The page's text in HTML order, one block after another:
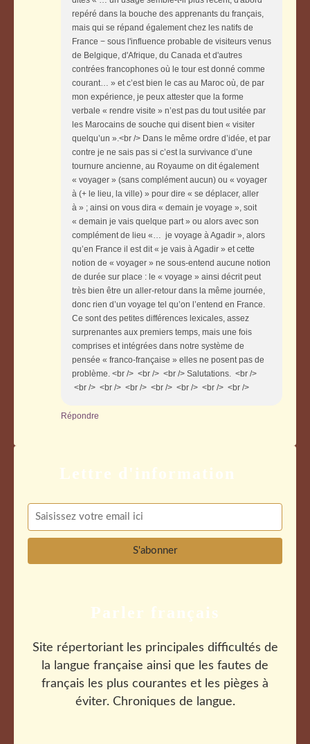
repéré dans la bouche des apprenants du français,
mais qui se répand également chez les natifs de
France − sous l'influence probable de visiteurs venus
de Belgique, d'Afrique, du Canada et d'autres
contrées francophones où le tour est donné comme
courant… » et c’est bien le cas au Maroc où, de par
mon expérience, je peux attester que la forme
verbale « rendre visite » n’est pas du tout usitée par
les Marocains de souche qui disent bien « visiter
quelqu’un ».<br /> Dans le même ordre d’idée, et par
contre je ne sais pas si c’est la survivance d’une
tournure ancienne, au Royaume on dit également
« voyager » (sans complément aucun) ou « voyager
à (+ le lieu, la ville) » pour dire « se déplacer, aller
à » ; ainsi on vous dira « demain je voyage », soit
« demain je vais quelque part » ou alors avec son
complément de lieu «… je voyage à Agadir », alors
qu’en France il est dit « je vais à Agadir » et cette
notion de « voyager » ne sous-entend aucune notion
de durée sur place : le « voyage » ainsi décrit peut
très bien être un aller-retour dans la même journée,
donc rien d’un voyage tel qu’on l’entend en France.
Ce sont des petites différences lexicales, assez
surprenantes aux premiers temps, mais une fois
comprises et intégrées dans notre système de
pensée « franco-française » elles ne posent pas de
problème. <br /> <br /> <br /> Salutations. <br />
<br /> <br /> <br /> <br /> <br /> <br /> <br />
Répondre
Parler français
Site répertoriant les principales difficultés de
la langue française ainsi que les fautes de
français les plus courantes et les pièges à
éviter. Chroniques de langue.